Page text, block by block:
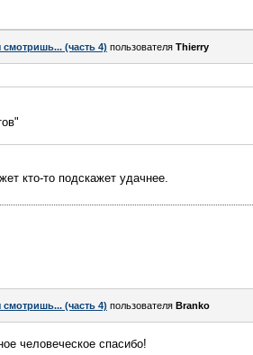
(часть 4) пользователя Thierry
кто-то подскажет удачнее.
(часть 4) пользователя Branko
человеческое спасибо!